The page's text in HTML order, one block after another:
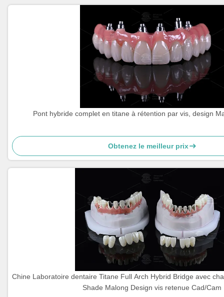
Pont hybride complet en titane à rétention par vis, design
Obtenez le meilleur prix
Chine Laboratoire dentaire Titane Full Arch Hybrid Bridge avec
Shade Malong Design vis retenue Cad/Cam